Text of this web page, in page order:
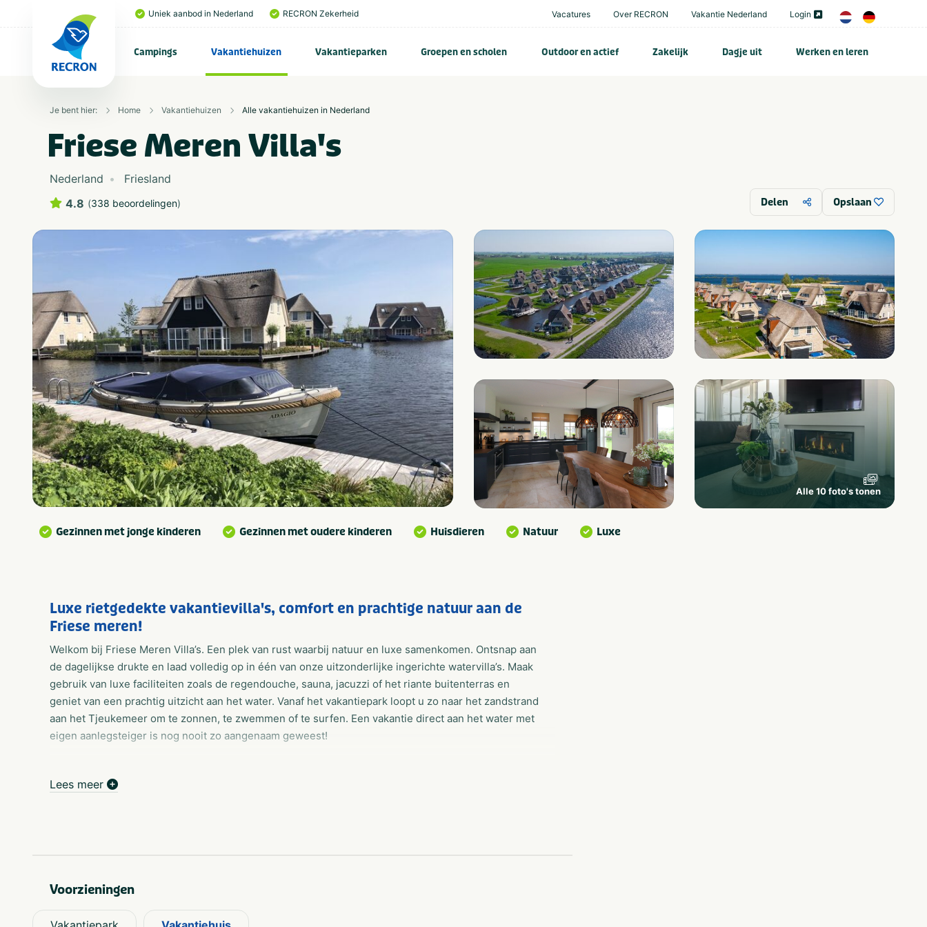
Uniek aanbod in Nederland RECRON Zekerheid Vacatures Over RECRON Vakantie Nederland Login
Campings Vakantiehuizen Vakantieparken Groepen en scholen Outdoor en actief Zakelijk Dagje uit Werken en leren
Je bent hier: Home Vakantiehuizen Alle vakantiehuizen in Nederland
Friese Meren Villa's
Nederland
Friesland
4.8 (338 beoordelingen) Delen Opslaan
Alle 10 foto's tonen
Gezinnen met jonge kinderen Gezinnen met oudere kinderen Huisdieren Natuur Luxe
Luxe rietgedekte vakantievilla's, comfort en prachtige natuur aan de
Friese meren!
Welkom bij Friese Meren Villa’s. Een plek van rust waarbij natuur en luxe samenkomen. Ontsnap aan
de dagelijkse drukte en laad volledig op in één van onze uitzonderlijke ingerichte watervilla’s. Maak
gebruik van luxe faciliteiten zoals de regendouche, sauna, jacuzzi of het riante buitenterras en
geniet van een prachtig uitzicht aan het water. Vanaf het vakantiepark loopt u zo naar het zandstrand
aan het Tjeukemeer om te zonnen, te zwemmen of te surfen. Een vakantie direct aan het water met
eigen aanlegsteiger is nog nooit zo aangenaam geweest!
De onder architectuur gebouwde rietgedekte villa’s zijn zo gesitueerd dat uw privacy en uitzicht zijn
sportverenigingen.
Grenzend aan de Friese meren
Lees meer
Voorzieningen